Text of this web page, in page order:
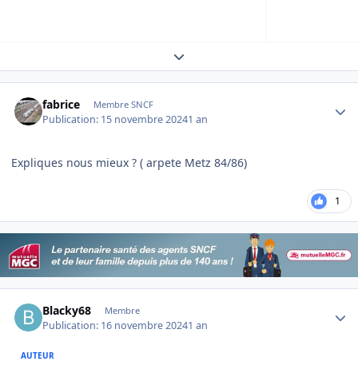
Expand topic overview
fabrice Membre SNCF
Publication: 15 novembre 20241 an
Expliques nous mieux ? ( arpete Metz 84/86)
1
Blacky68 Membre
Publication: 16 novembre 20241 an
AUTEUR